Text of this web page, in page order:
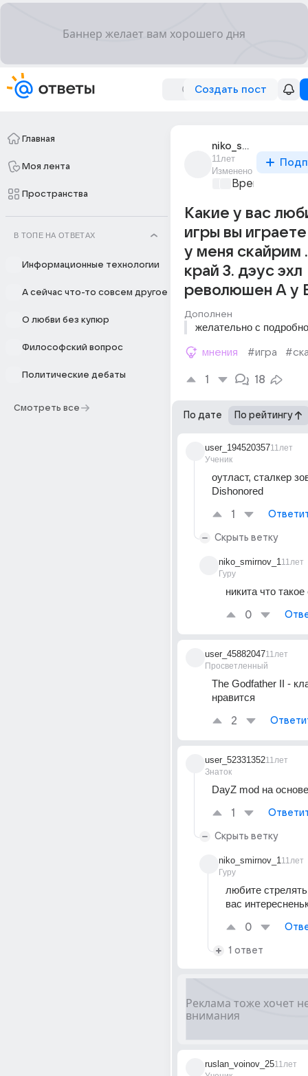
Создать пост
Главная
Моя лента
Пространства
В ТОПЕ НА ОТВЕТАХ
Информационные технологии
А сейчас что-то совсем другое
О любви без купюр
Философский вопрос
Политические дебаты
Смотреть все
niko_smirnov_1
11лет
Изменено
Время игр
Какие у вас
игры вы
у меня скайрим
край 3. дэус эхл
революшен А у
Дополнен
желательно с
мнения #игра
1 18
По дате По рейтингу
user_194520357
Ученик
11лет
оутласт, сталкер
Dishonored
1
Скрыть ветку
niko_smirnov_1
Гуру
11лет
никита что
0
user_45882047
Просветленный
11лет
The Godfather II -
нравится
2
user_52331352
Знаток
11лет
DayZ mod на
1
Скрыть ветку
niko_smirnov_1
Гуру
11лет
любите
вас
0
1 ответ
ruslan_voinov_2511лет